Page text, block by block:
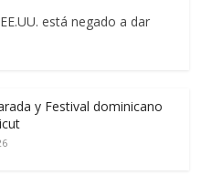
está negado a dar
y Festival dominicano